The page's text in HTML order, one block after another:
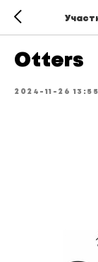
Otters
2024-11-26 13:55